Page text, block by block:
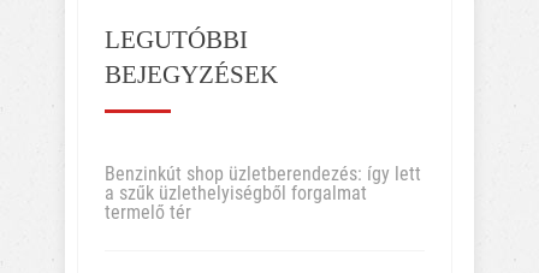
LEGUTÓBBI
BEJEGYZÉSEK
Benzinkút shop üzletberendezés: így lett
a szűk üzlethelyiségből forgalmat
termelő tér